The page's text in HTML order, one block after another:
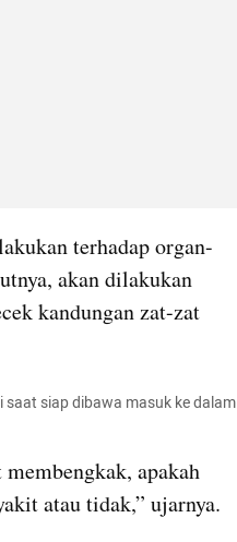
terhadap organ-
akan dilakukan
kandungan zat-zat
siap dibawa masuk ke dalam
apakah
atau tidak,” ujarnya.